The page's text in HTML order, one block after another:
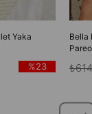
Yaka
%23
Bella